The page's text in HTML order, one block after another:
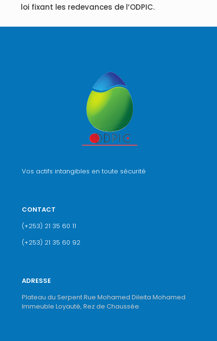
loi fixant les redevances de l’ODPIC.
Vos actifs intangibles en toute sécurité
CONTACT
(+253) 21 35 60 11
(+253) 21 35 60 92
ADRESSE
Plateau du Serpent Rue Mohamed Dileita Mohamed
Immeuble Loyauté, Rez de Chaussée.